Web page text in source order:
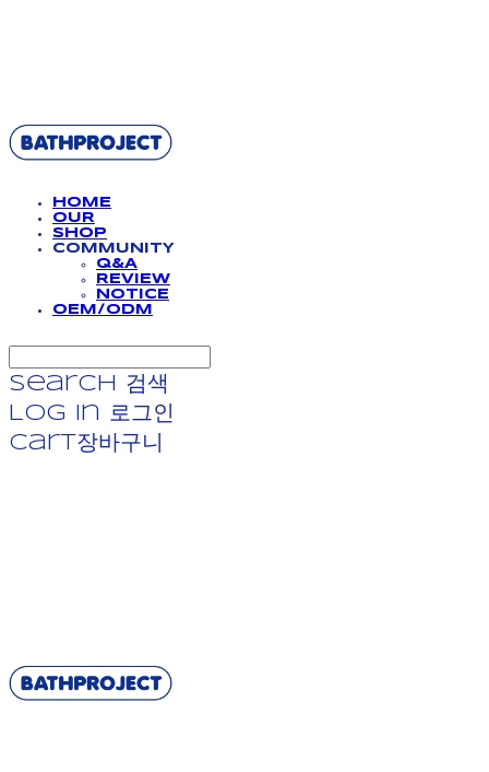
HOME
OUR
SHOP
COMMUNITY
Q&A
REVIEW
NOTICE
OEM/ODM
Search
검색
Log In
로그인
Cart장바구니